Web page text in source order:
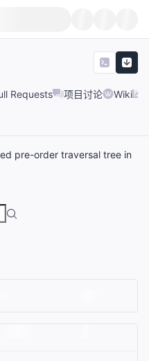
Requests 项目讨论 Wiki
pre-order traversal tree in